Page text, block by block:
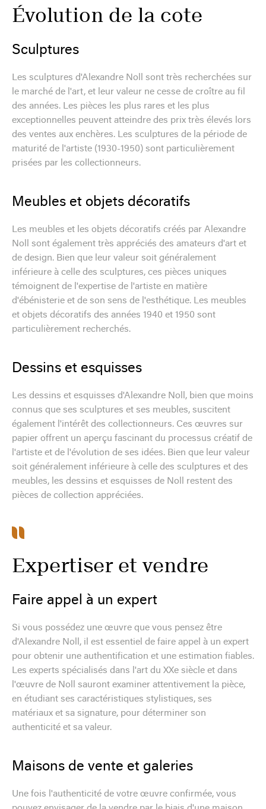
Évolution de la cote
Sculptures
Les sculptures d'Alexandre Noll sont très recherchées sur
le marché de l'art, et leur valeur ne cesse de croître au fil
des années. Les pièces les plus rares et les plus
exceptionnelles peuvent atteindre des prix très élevés lors
des ventes aux enchères. Les sculptures de la période de
maturité de l'artiste (1930-1950) sont particulièrement
prisées par les collectionneurs.
Meubles et objets décoratifs
Les meubles et les objets décoratifs créés par Alexandre
Noll sont également très appréciés des amateurs d'art et
de design. Bien que leur valeur soit généralement
inférieure à celle des sculptures, ces pièces uniques
témoignent de l'expertise de l'artiste en matière
d'ébénisterie et de son sens de l'esthétique. Les meubles
et objets décoratifs des années 1940 et 1950 sont
particulièrement recherchés.
Dessins et esquisses
Les dessins et esquisses d'Alexandre Noll, bien que moins
connus que ses sculptures et ses meubles, suscitent
également l'intérêt des collectionneurs. Ces œuvres sur
papier offrent un aperçu fascinant du processus créatif de
l'artiste et de l'évolution de ses idées. Bien que leur valeur
soit généralement inférieure à celle des sculptures et des
meubles, les dessins et esquisses de Noll restent des
pièces de collection appréciées.
Expertiser et vendre
Faire appel à un expert
Si vous possédez une œuvre que vous pensez être
d'Alexandre Noll, il est essentiel de faire appel à un expert
pour obtenir une authentification et une estimation fiables.
Les experts spécialisés dans l'art du XXe siècle et dans
l'œuvre de Noll sauront examiner attentivement la pièce,
en étudiant ses caractéristiques stylistiques, ses
matériaux et sa signature, pour déterminer son
authenticité et sa valeur.
Maisons de vente et galeries
Une fois l'authenticité de votre œuvre confirmée, vous